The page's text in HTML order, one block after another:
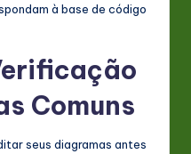
à base de código
Comuns
seus diagramas antes